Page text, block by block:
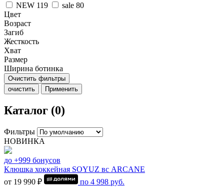
NEW 119 sale 80
Цвет
Возраст
Загиб
Жесткость
Хват
Размер
Ширина ботинка
Очистить фильтры
очистить
Применить
Каталог (0)
Фильтры
НОВИНКА
до +999 бонусов
Клюшка хоккейная SOYUZ вс ARCANE
от 19 990 ₽
по 4 998 руб.